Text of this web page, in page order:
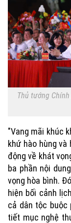
Xu hướng
Thủ tướng
"Vang mãi khúc
khứ hào hùng
động về khát
ba phần nội
vọng hòa bình.
hiện bối cảnh
cả dân tộc buộc
tiết mục nghệ